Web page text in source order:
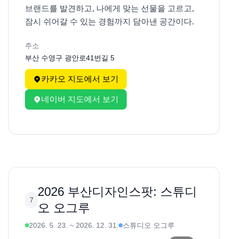
브랜드를 발견하고, 나에게 맞는 선물을 고르고,
잠시 쉬어갈 수 있는 경험까지 담아낸 공간이다.
주소
부산 수영구 광안로41번길 5
카카오 지도에서 보기
네이버 지도에서 보기
7
2026 부산디자인스팟: 스튜디
오 오그루
2026. 5. 23. ~ 2026. 12. 31. 스튜디오 오그루